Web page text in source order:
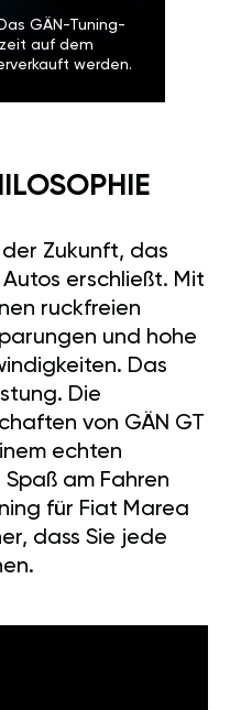
GÄN-Tuning-
auf dem
werden.
Zukunft, das
erschließt. Mit
ruckfreien
und hohe
Das
Die
von GÄN GT
echten
Spaß am Fahren
für Fiat Marea
dass Sie jede